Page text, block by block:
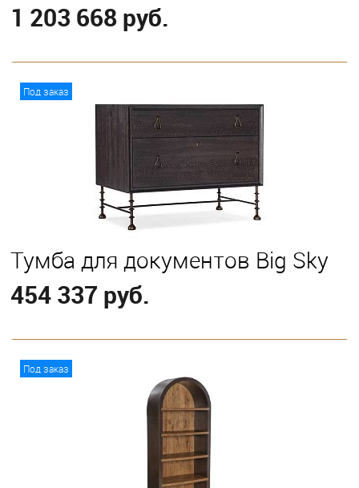
1 203 668 руб.
Под заказ
Тумба для документов Big Sky
454 337 руб.
Под заказ